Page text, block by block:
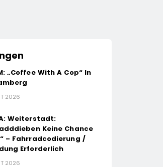
„Coffee With A Cop“ In
2026
Weiterstadt:
Keine Chance
– Fahrradcodierung /
Erforderlich
2026